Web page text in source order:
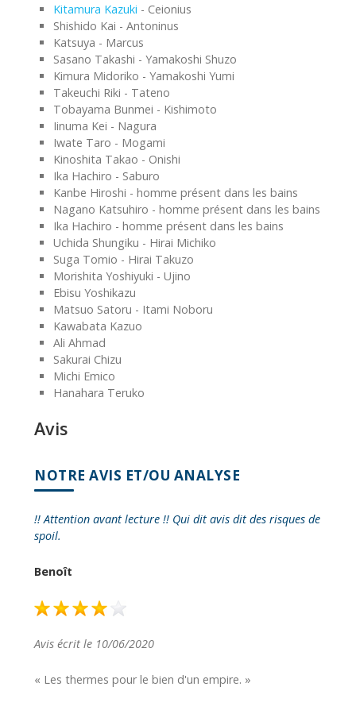
Kitamura Kazuki - Ceionius
Shishido Kai - Antoninus
Katsuya - Marcus
Sasano Takashi - Yamakoshi Shuzo
Kimura Midoriko - Yamakoshi Yumi
Takeuchi Riki - Tateno
Tobayama Bunmei - Kishimoto
Iinuma Kei - Nagura
Iwate Taro - Mogami
Kinoshita Takao - Onishi
Ika Hachiro - Saburo
Kanbe Hiroshi - homme présent dans les bains
Nagano Katsuhiro - homme présent dans les bains
Ika Hachiro - homme présent dans les bains
Uchida Shungiku - Hirai Michiko
Suga Tomio - Hirai Takuzo
Morishita Yoshiyuki - Ujino
Ebisu Yoshikazu
Matsuo Satoru - Itami Noboru
Kawabata Kazuo
Ali Ahmad
Sakurai Chizu
Michi Emico
Hanahara Teruko
Avis
NOTRE AVIS ET/OU ANALYSE
!! Attention avant lecture !! Qui dit avis dit des risques de
spoil.
Benoît
Avis écrit le 10/06/2020
« Les thermes pour le bien d'un empire. »